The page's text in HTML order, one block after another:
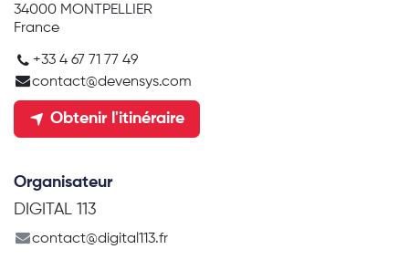
34000 MONTPELLIER
France
+33 4 67 71 77 49
contact@devensys.com
Obtenir l'itinéraire
Organisateur
DIGITAL 113
contact@digital113.fr